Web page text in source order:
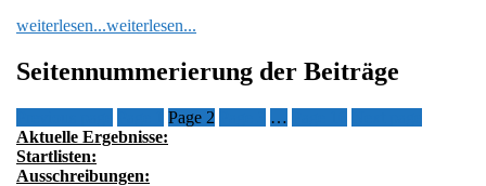
weiterlesen...weiterlesen...
Seitennummerierung der Beiträge
Page 2 …
Aktuelle Ergebnisse:
Startlisten:
Ausschreibungen: